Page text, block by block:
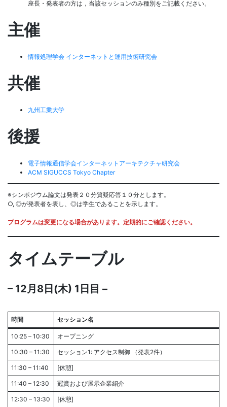
座長・発表者の方は，当該セッションのみ種別をご記載ください。
主催
情報処理学会 インターネットと運用技術研究会
共催
九州工業大学
後援
電子情報通信学会インターネットアーキテクチャ研究会
ACM SIGUCCS Tokyo Chapter
※シンポジウム論文は発表２０分質疑応答１０分とします。
○, ◎が発表者を表し、◎は学生であることを示します。
プログラムは変更になる場合があります。定期的にご確認ください。
タイムテーブル
– 12月8日(木) 1日目 –
時間 セッション名
10:25 – 10:30 オープニング
10:30 – 11:30 セッション1: アクセス制御 （発表2件）
11:30 – 11:40 [休憩]
11:40 – 12:30 冠賞および展示企業紹介
12:30 – 13:30 [休憩]